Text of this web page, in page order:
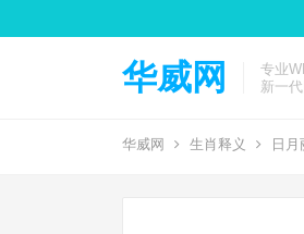
华威网
专业
新一
华威网 生肖释义 日